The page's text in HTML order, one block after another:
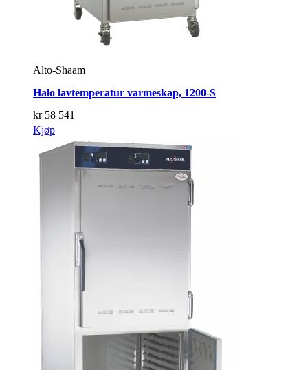
Alto-Shaam
Halo lavtemperatur varmeskap, 1200-S
kr58 541
Kjøp